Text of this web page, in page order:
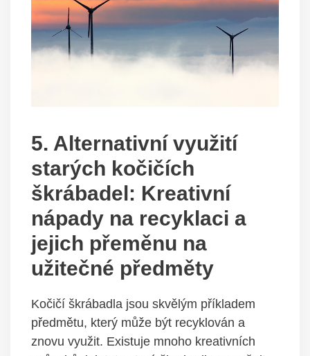
5. Alternativní využití
starých kočičích
škrábadel: Kreativní
nápady na recyklaci a
jejich přeměnu na
užitečné předměty
Kočičí škrábadla jsou skvělým příkladem
předmětu, který může být recyklován a
znovu využit. Existuje mnoho kreativních